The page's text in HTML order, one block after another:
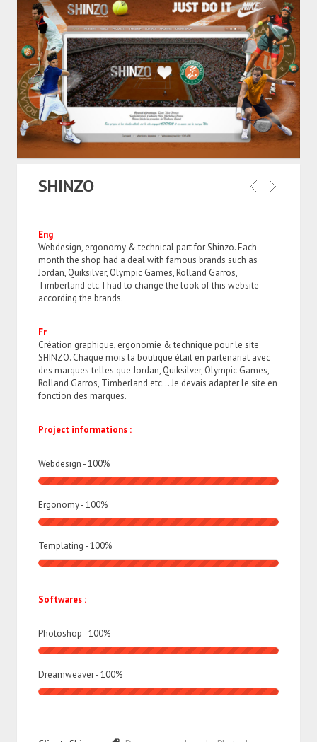
SHINZO
Eng
Webdesign, ergonomy & technical part for Shinzo. Each
month the shop had a deal with famous brands such as
Jordan, Quiksilver, Olympic Games, Rolland Garros,
Timberland etc. I had to change the look of this website
according the brands.
Fr
Création graphique, ergonomie & technique pour le site
SHINZO. Chaque mois la boutique était en partenariat avec
des marques telles que Jordan, Quiksilver, Olympic Games,
Rolland Garros, Timberland etc… Je devais adapter le site en
fonction des marques.
Project informations :
Webdesign -100%
Ergonomy -100%
Templating -100%
Softwares :
Photoshop -100%
Dreamweaver -100%